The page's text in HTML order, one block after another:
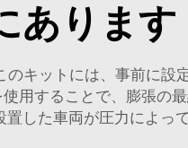
あります
キットには、事前に設
用することで、膨張の
した車両が圧力によっ